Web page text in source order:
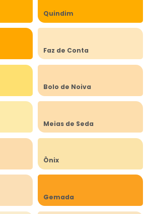
Quindim
Faz de Conta
Bolo de Noiva
Meias de Seda
Ônix
Gemada